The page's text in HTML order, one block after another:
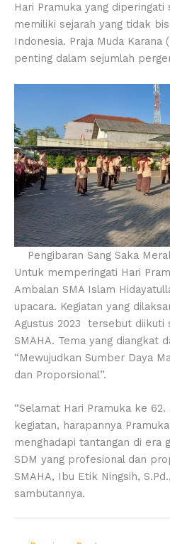
Hari Pramuka yang diperingati
memiliki sejarah yang tidak
Indonesia. Praja Muda Karana
penting dalam sejumlah
Pengibaran Sang Saka
Untuk memperingati Hari
Ambalan SMA Islam
upacara. Kegiatan yang
Agustus 2023 tersebut diikuti
SMAHA. Tema yang diangkat
“Mewujudkan Sumber Daya
dan Proporsional”.
“Selamat Hari Pramuka ke
kegiatan, harapannya
menghadapi tantangan di era
SDM yang profesional dan
SMAHA, Ibu Etik Ningsih,
sambutannya.